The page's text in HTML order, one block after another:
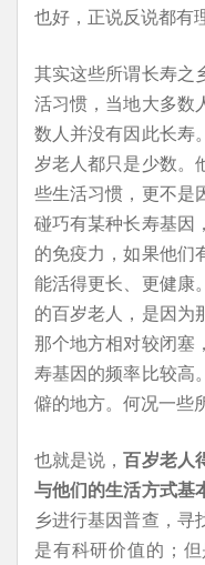
也好，正说反说都有理
其实这些所谓长寿之
活习惯，当地大多数
数人并没有因此长寿
岁老人都只是少数。
些生活习惯，更不是
碰巧有某种长寿基因
的免疫力，如果他们
能活得更长、更健康
的百岁老人，是因为
那个地方相对较闭塞
寿基因的频率比较高
僻的地方。何况一些
也就是说，百岁老人
与他们的生活方式基
乡进行基因普查，寻
是有科研价值的；